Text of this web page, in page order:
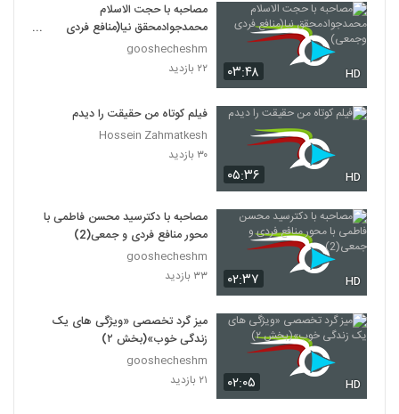
۰۳:۴۸ HD
مصاحبه با حجت الاسلام
محمدجوادمحقق نیا(منافع فردی
وجمعی)
gooshecheshm
۲۲ بازدید
۰۵:۳۶ HD
فیلم کوتاه من حقیقت را دیدم
Hossein Zahmatkesh
۳۰ بازدید
۰۲:۳۷ HD
مصاحبه با دکترسید محسن فاطمی با
محور منافع فردی و جمعی(2)
gooshecheshm
۳۳ بازدید
۰۲:۰۵ HD
میز گرد تخصصی «ویژگی های یک
زندگی خوب»(بخش ۲)
gooshecheshm
۲۱ بازدید